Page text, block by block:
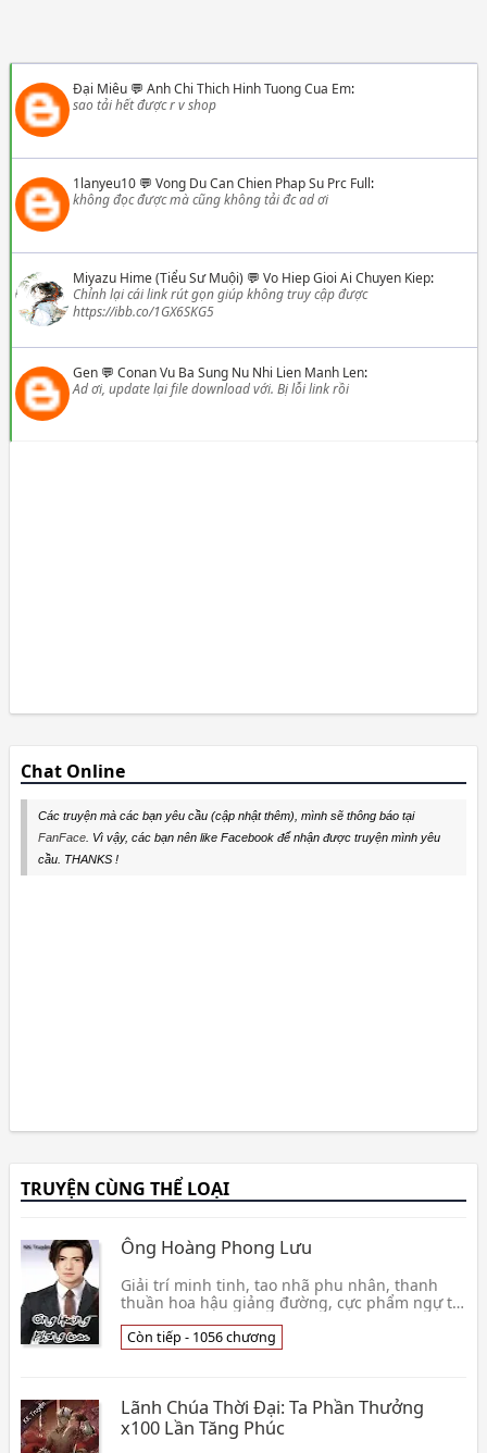
Đại Miêu💬 Anh Chi Thich Hinh Tuong Cua Em:
sao tải hết được r v shop
1lanyeu10💬 Vong Du Can Chien Phap Su Prc Full:
không đọc được mà cũng không tải đc ad ơi
Miyazu Hime (Tiểu Sư Muội) 💬 Vo Hiep Gioi Ai Chuyen Kiep:
Chỉnh lại cái link rút gọn giúp không truy cập được
https://ibb.co/1GX6SKG5
Gen💬 Conan Vu Ba Sung Nu Nhi Lien Manh Len:
Ad ơi, update lại file download với. Bị lỗi link rồi
Chat Online
Các truyện mà các bạn yêu cầu (cập nhật thêm), mình sẽ thông báo tại
FanFace. Vì vậy, các bạn nên like Facebook để nhận được truyện mình yêu
cầu. THANKS !
TRUYỆN CÙNG THỂ LOẠI
Ông Hoàng Phong Lưu
Giải trí minh tinh, tao nhã phu nhân, thanh
thuần hoa hậu giảng đường, cực phẩm ngự tỷ,
MC, ôn nhu tiếp viên hàng không, lãnh diễm
thục nữ, lãnh khốc nữ cư
Còn tiếp - 1056 chương
Lãnh Chúa Thời Đại: Ta Phần Thưởng
x100 Lần Tăng Phúc